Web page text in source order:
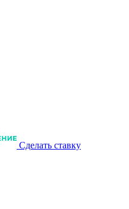
Сделать ставку